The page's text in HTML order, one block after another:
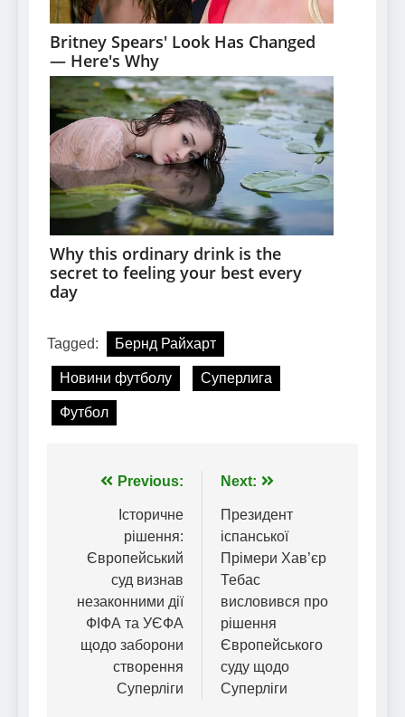
Tagged: Бернд Райхарт
Новини футболу Суперлига
Футбол
Навігація
записів
Previous:
Історичне
рішення:
Європейський
суд визнав
незаконними дії
ФІФА та УЄФА
щодо заборони
створення
Суперліги
Next:
Президент
іспанської
Прімери Хав’єр
Тебас
висловився про
рішення
Європейського
суду щодо
Суперліги